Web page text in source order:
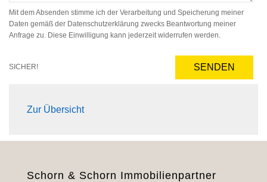
Mit dem Absenden stimme ich der Verarbeitung und Speicherung meiner
Daten gemäß der Datenschutzerklärung zwecks Beantwortung meiner
Anfrage zu. Diese Einwilligung kann jederzeit widerrufen werden.
SICHER! SENDEN
Zur Übersicht
Schorn & Schorn Immobilienpartner